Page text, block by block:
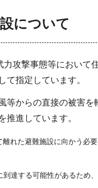
について
攻撃事態等において
て指定しています。
等からの直接の被害
推進しています。
れた避難施設に向かう必
達する可能性があるため